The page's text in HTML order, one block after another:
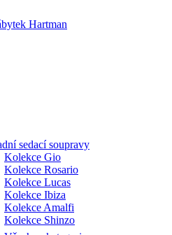
Hartman
sedací soupravy
Kolekce Gio
Kolekce Rosario
Kolekce Lucas
Kolekce Ibiza
Kolekce Amalfi
Kolekce Shinzo